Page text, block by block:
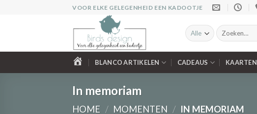
VOOR ELKE GELEGENHEID EEN KADOOTJE
Zoeken
naar:
HOME
BLANCO ARTIKELEN CADEAUS KAARTEN
In memoriam
HOME / MOMENTEN / IN MEMORIAM